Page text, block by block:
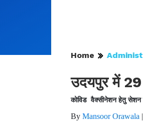
Home
उदयपुर में 29
कोविड वैक्सीनेशन हेतु सेशन
By Mansoor Orawala |